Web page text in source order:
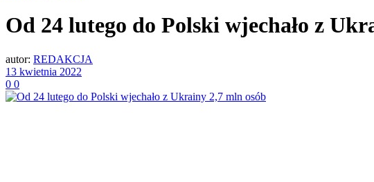
Od 24 lutego do Polski wjechało z
autor: REDAKCJA
13 kwietnia 2022
0 0